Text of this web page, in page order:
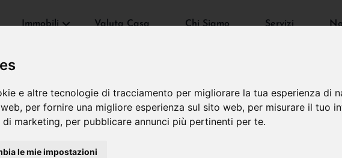
e altre tecnologie di tracciamento per migliorare la tua esperienza di
, per fornire una migliore esperienza sul sito web, per misurare il tuo
di marketing, per pubblicare annunci più pertinenti per te.
le mie impostazioni
Immobili Valuta Casa Chi Siamo Servizi